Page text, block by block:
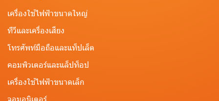
เครื่องใช้ไฟฟ้าขนาดใหญ่
ทีวีและเครื่องเสียง
โทรศัพท์มือถือและแท็ปเล็ต
คอมพิวเตอร์และแล็ปท็อป
เครื่องใช้ไฟฟ้าขนาดเล็ก
จอมอนิเตอร์